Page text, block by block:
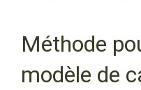
Méthode
modèle de